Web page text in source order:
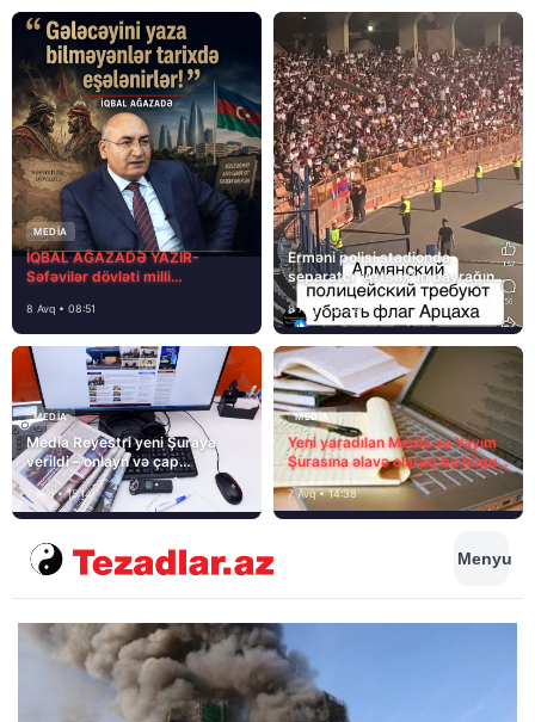
MEDİA
İQBAL AĞAZADƏ YAZIR-
Səfəvilər dövləti milli
8 Avq • 08:51
Erməni polisi stadionda
separatçı “Artsax”ın bayrağını
müsadirə etdi və…
8 Avq • 08:39
MEDİA
Media Reyestri yeni Şuraya
verildi – onlayn və çap
mediasını nə gözləyir?
7 Avq • 15:14
MEDİA
Yeni yaradılan Media və Yayım
Şurasına əlavə olaraq bu hüquq
və vəzifələr də verilib
7 Avq • 14:38
Menyu